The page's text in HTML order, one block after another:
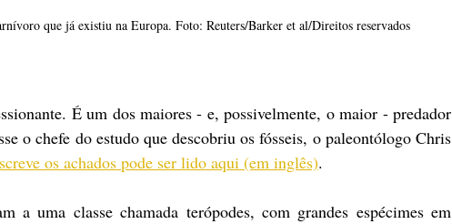
que já existiu na Europa. Foto: Reuters/Barker et al/Direitos reservados
É um dos maiores - e, possivelmente, o maior - predador
o chefe do estudo que descobriu os fósseis, o paleontólogo Chris
os achados pode ser lido aqui (em inglês).
a uma classe chamada terópodes, com grandes espécimes em